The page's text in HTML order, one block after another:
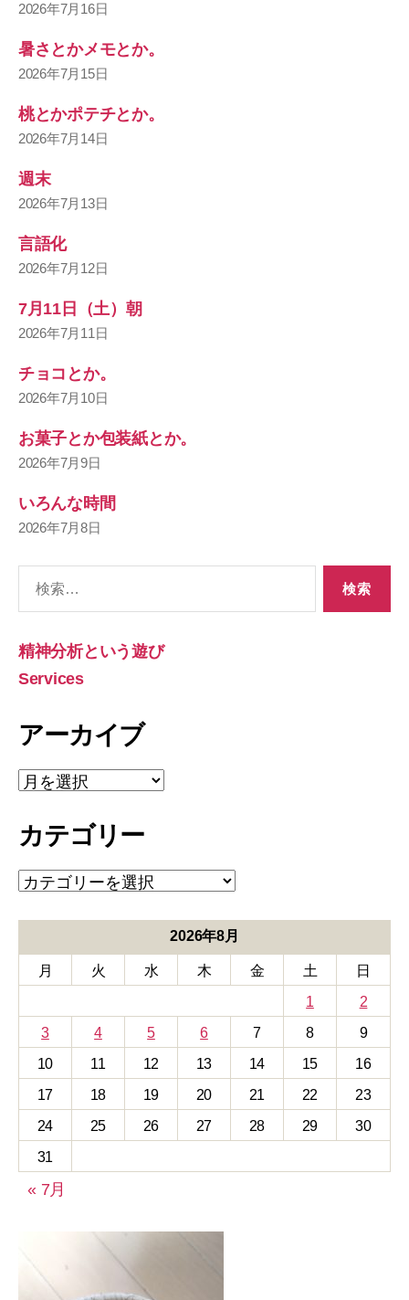
2026年7月16日
暑さとかメモとか。
2026年7月15日
桃とかポテチとか。
2026年7月14日
週末
2026年7月13日
言語化
2026年7月12日
7月11日（土）朝
2026年7月11日
チョコとか。
2026年7月10日
お菓子とか包装紙とか。
2026年7月9日
いろんな時間
2026年7月8日
象:
精神分析という遊び
Services
アーカイブ
ア
ー
イ
カテゴリー
カ
テ
ー
2026年8月
月 火 水 木 金 土
日
1
2
3
4 5 6 7 8
9
10
11 12 13 14 15
16
17
18 19 20 21 22
23
24
25 26 27 28 29
30
31
« 7月